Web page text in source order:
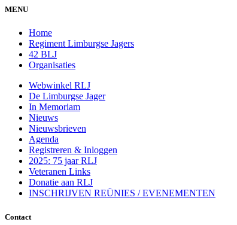
MENU
Home
Regiment Limburgse Jagers
42 BLJ
Organisaties
Webwinkel RLJ
De Limburgse Jager
In Memoriam
Nieuws
Nieuwsbrieven
Agenda
Registreren & Inloggen
2025: 75 jaar RLJ
Veteranen Links
Donatie aan RLJ
INSCHRIJVEN REÜNIES / EVENEMENTEN
Contact